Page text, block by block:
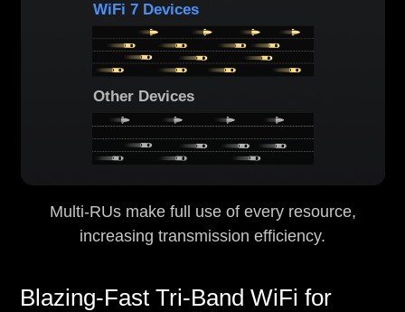
WiFi 7 Devices
Other Devices
Multi-RUs make full use of every resource,
increasing transmission efficiency.
Blazing-Fast Tri-Band WiFi for